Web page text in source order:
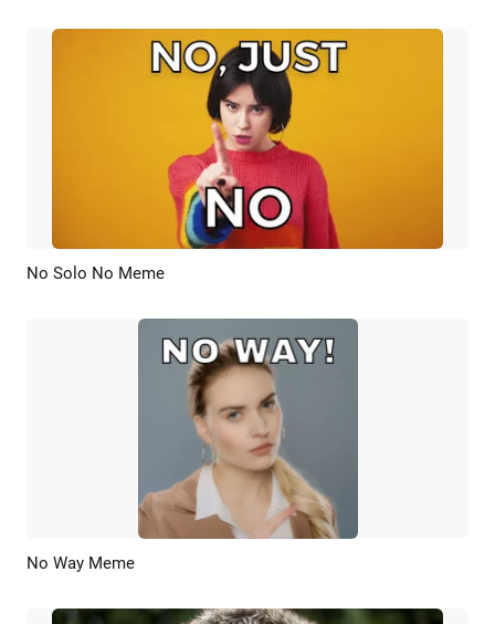
Previsualizar
No Solo No Meme
No Way Meme